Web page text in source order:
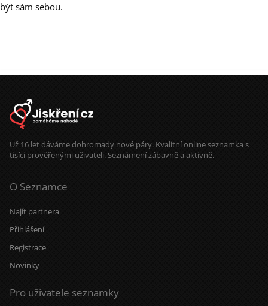
být sám sebou.
Už 16 let dáváme dohromady nové páry. Kvalitní online seznamka s
tisíci prověřenými uživateli. Seznámení zábavně a aktivně.
O Seznamce
Najít partnera
Přihlášení
Registrace
Novinky
Pro uživatele seznamky